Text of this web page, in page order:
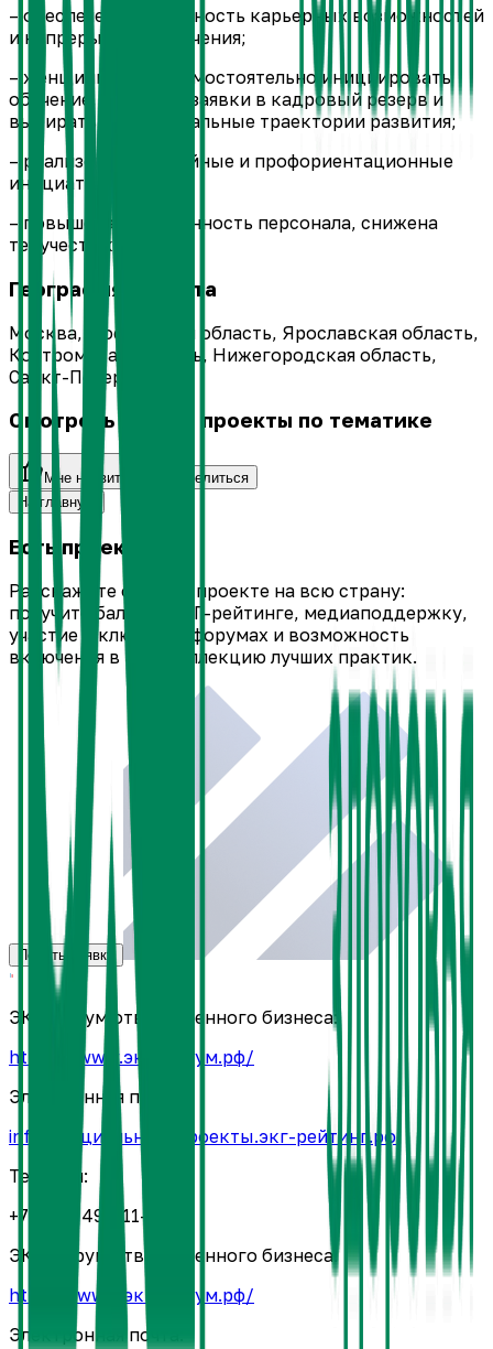
– обеспечена доступность карьерных возможностей
и непрерывного обучения;
– женщины могут самостоятельно инициировать
обучение, подавать заявки в кадровый резерв и
выбирать индивидуальные траектории развития;
– реализованы семейные и профориентационные
инициативы;
– повышена вовлечённость персонала, снижена
текучесть кадров.
География проекта
Москва, Московская область, Ярославская область,
Костромская область, Нижегородская область,
Санкт-Петербург
Смотреть другие проекты по тематике
Мне нравится
Поделиться
На главную
Есть проект?
Расскажите о своём проекте на всю страну:
получите баллы в ЭКГ-рейтинге, медиаподдержку,
участие в ключевых форумах и возможность
включения в ЭКГ-коллекцию лучших практик.
Подать заявку
ЭКГ-форум ответственного бизнеса:
https://www.экг-форум.рф/
Электронная почта:
info@социальные-проекты.экг-рейтинг.рф
Телефон:
+7 (923) 498-11-49
ЭКГ-форум ответственного бизнеса:
https://www.экг-форум.рф/
Электронная почта: